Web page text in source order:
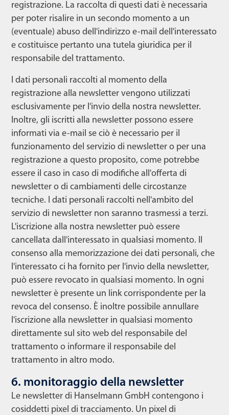
registrazione. La raccolta di questi dati è necessaria
per poter risalire in un secondo momento a un
(eventuale) abuso dell'indirizzo e-mail dell'interessato
e costituisce pertanto una tutela giuridica per il
responsabile del trattamento.
I dati personali raccolti al momento della
registrazione alla newsletter vengono utilizzati
esclusivamente per l'invio della nostra newsletter.
Inoltre, gli iscritti alla newsletter possono essere
informati via e-mail se ciò è necessario per il
funzionamento del servizio di newsletter o per una
registrazione a questo proposito, come potrebbe
essere il caso in caso di modifiche all'offerta di
newsletter o di cambiamenti delle circostanze
tecniche. I dati personali raccolti nell'ambito del
servizio di newsletter non saranno trasmessi a terzi.
L'iscrizione alla nostra newsletter può essere
cancellata dall'interessato in qualsiasi momento. Il
consenso alla memorizzazione dei dati personali, che
l'interessato ci ha fornito per l'invio della newsletter,
può essere revocato in qualsiasi momento. In ogni
newsletter è presente un link corrispondente per la
revoca del consenso. È inoltre possibile annullare
l'iscrizione alla newsletter in qualsiasi momento
direttamente sul sito web del responsabile del
trattamento o informare il responsabile del
trattamento in altro modo.
6. monitoraggio della newsletter
Le newsletter di Hanselmann GmbH contengono i
cosiddetti pixel di tracciamento. Un pixel di